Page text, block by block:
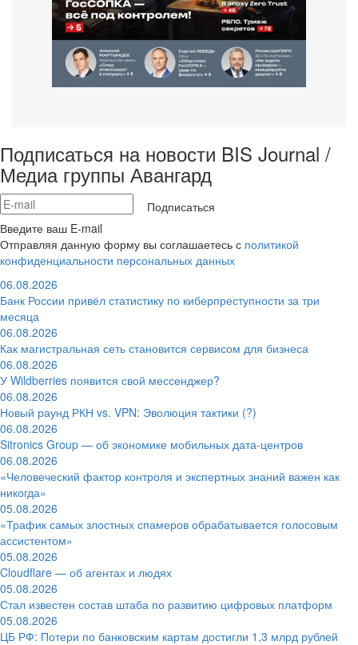
Подписаться на новости BIS Journal /
Медиа группы Авангард
Подписаться
Введите ваш E-mail
Отправляя данную форму вы соглашаетесь с политикой
конфиденциальности персональных данных
06.08.2026
Банк России привёл статистику по киберпреступности за три
месяца
06.08.2026
Как магистральная сеть становится сервисом для бизнеса
06.08.2026
У Wildberries появится свой мессенджер?
06.08.2026
Новый раунд РКН vs. VPN: Эволюция тактики (?)
06.08.2026
Sitronics Group — об экономике мобильных дата-центров
06.08.2026
«Человеческий фактор контроля и экспертных знаний важен как
никогда»
05.08.2026
«Трафик самых злостных спамеров обрабатывается голосовым
ассистентом»
05.08.2026
Cloudflare — об агентах и людях
05.08.2026
Стал известен состав штаба по развитию цифровых платформ
05.08.2026
ЦБ РФ: Потери по банковским картам достигли 1,3 млрд рублей